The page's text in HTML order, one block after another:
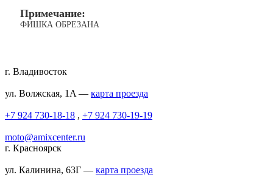
Примечание:
ФИШКА ОБРЕЗАНА
г. Владивосток
ул. Волжская, 1A — карта проезда
+7 924 730-18-18 , +7 924 730-19-19
moto@amixcenter.ru
г. Красноярск
ул. Калинина, 63Г — карта проезда